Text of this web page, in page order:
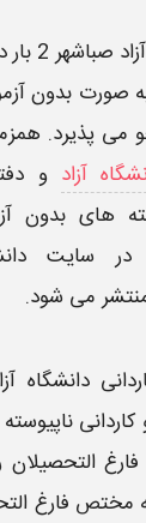
صباشهر
2
صورت بدون
پذیرد.
آزاد و
های بدون
در سایت
دانشگاه
کاردانی
التحصیلان
مختص فارغ